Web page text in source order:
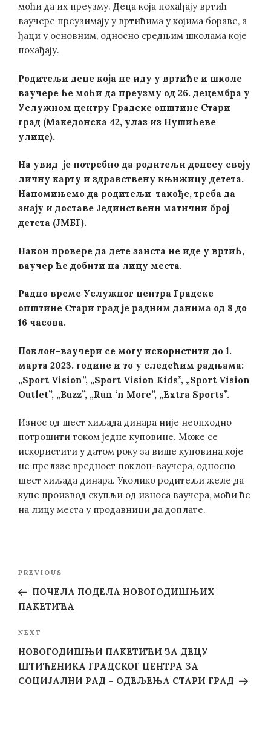
моћи да их преузму. Деца која похађају вртић
ваучере преузимају у вртићима у којима бораве, а
ђаци у основним, односно средњим школама које
похађају.
Родитељи деце која не иду у вртиће и школе
ваучере ће моћи да преузму од 26. децембра у
Услужном центру Градске општине Стари
град (Македонска 42, улаз из Нушићеве
улице).
На увид је потребно да родитељи донесу своју
личну карту и здравствену књижицу детета.
Напомињемо да родитељи такође, треба да
знају и доставе Јединствени матични број
детета (ЈМБГ).
Након провере да дете заиста не иде у вртић,
ваучер ће добити на лицу места.
Радно време Услужног центра Градске
општине Стари град је радним данима од 8 до
16 часова.
Поклон-ваучери се могу искористити до 1.
марта 2023. године и то у следећим радњама:
„Sport Vision”, „Sport Vision Kids”, „Sport Vision
Outlet”, „Buzz”, „Run ‘n More”, „Extra Sports”.
Износ од шест хиљада динара није неопходно
потрошити током једне куповине. Може се
искористити у датом року за више куповина које
не прелазе вредност поклон-ваучера, односно
шест хиљада динара. Уколико родитељи желе да
купе производ скупљи од износа ваучера, моћи ће
на лицу места у продавници да доплате.
Previous
Post
PREVIOUS
ПОЧЕЛА ПОДЕЛА НОВОГОДИШЊИХ
ПАКЕТИЋА
Next
Post
NEXT
НОВОГОДИШЊИ ПАКЕТИЋИ ЗА ДЕЦУ
ШТИЋЕНИКА ГРАДСКОГ ЦЕНТРА ЗА
СОЦИЈАЛНИ РАД – ОДЕЉЕЊА СТАРИ ГРАД